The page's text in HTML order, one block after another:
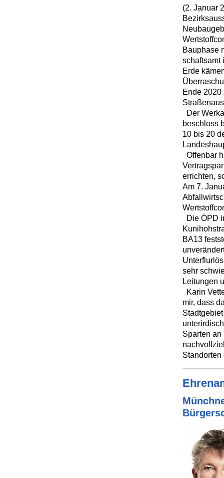
(2. Januar
Bauphase
schaftsamt
Erde
Ende 2020
Der
beschloss
10 bis 20
Offenbar
errichten,
Am 7.
Die ÖPD
BA13
sehr
Leitungen
Karin
mir, dass
Sparten